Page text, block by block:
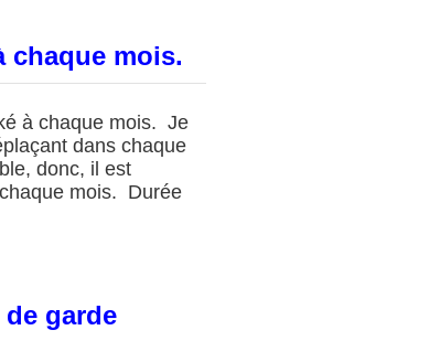
chaque mois.
à chaque mois. Je
dans chaque
donc, il est
mois. Durée
garde